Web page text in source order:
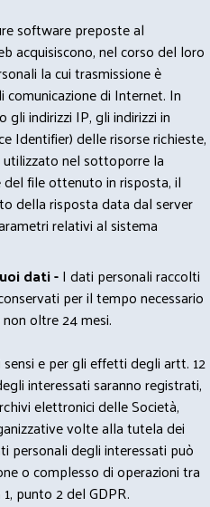
software preposte al
acquisiscono, nel corso del loro
la cui trasmissione è
di Internet. In
indirizzi IP, gli indirizzi in
Identifier) delle risorse richieste,
nel sottoporre la
file ottenuto in risposta, il
della risposta data dal server
relativi al sistema
dati -I dati personali raccolti
per il tempo necessario
oltre 24 mesi.
sensi e per gli effetti degli artt. 12
interessati saranno registrati,
elettronici delle Società,
volte alla tutela dei
personali degli interessati può
o complesso di operazioni tra
punto 2 del GDPR.